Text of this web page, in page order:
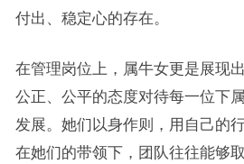
付出、稳定心的存在。
在管理岗位上，属牛女更是展现
公正、公平的态度对待每一位下
发展。她们以身作则，用自己的
在她们的带领下，团队往往能够